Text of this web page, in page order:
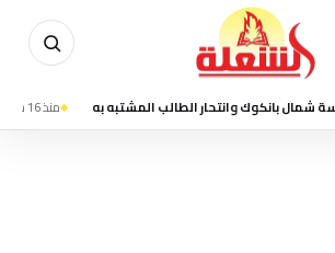
منذ 16 ساعة مقتل شخصين وإصابة 13 في